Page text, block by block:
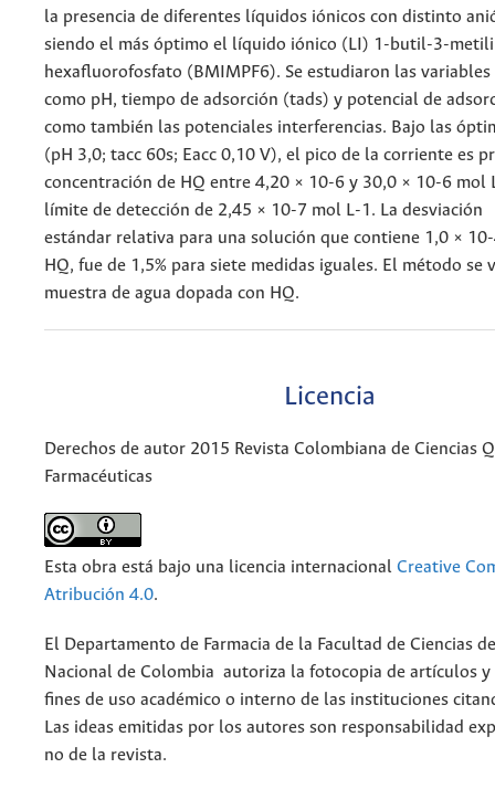
la presencia de diferentes líquidos iónicos con distinto
siendo el más óptimo el líquido iónico (LI) 1-butil-3-
hexafluorofosfato (BMIMPF6). Se estudiaron las
como pH, tiempo de adsorción (tads) y potencial de
como también las potenciales interferencias. Bajo las
(pH 3,0; tacc 60s; Eacc 0,10 V), el pico de la corriente es
concentración de HQ entre 4,20 × 10-6 y 30,0 × 10-6 mol
límite de detección de 2,45 × 10-7 mol L-1. La desviación
estándar relativa para una solución que contiene 1,0 ×
HQ, fue de 1,5% para siete medidas iguales. El método se
muestra de agua dopada con HQ.
Licencia
Derechos de autor 2015 Revista Colombiana de Ciencias
Farmacéuticas
Esta obra está bajo una licencia internacional Creative
Atribución 4.0.
El Departamento de Farmacia de la Facultad de Ciencias
Nacional de Colombia autoriza la fotocopia de artículos
fines de uso académico o interno de las instituciones
Las ideas emitidas por los autores son responsabilidad
no de la revista.